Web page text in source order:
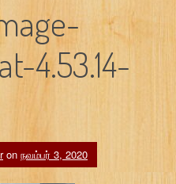
4.53.14-
on நவம்பர் 3, 2020